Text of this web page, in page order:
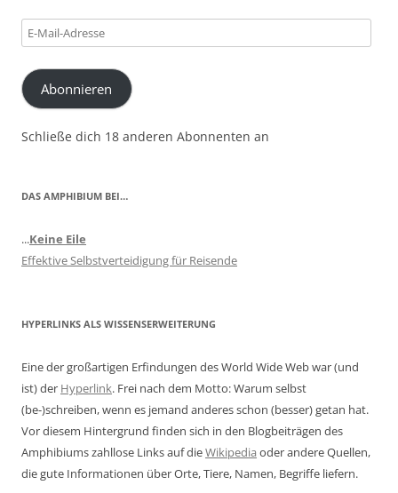
E-
Mail-
Adresse
Abonnieren
Schließe dich 18 anderen Abonnenten an
DAS AMPHIBIUM BEI…
...Keine Eile
Effektive Selbstverteidigung für Reisende
HYPERLINKS ALS WISSENSERWEITERUNG
Eine der großartigen Erfindungen des World Wide Web war (und
ist) der Hyperlink. Frei nach dem Motto: Warum selbst
(be-)schreiben, wenn es jemand anderes schon (besser) getan hat.
Vor diesem Hintergrund finden sich in den Blogbeiträgen des
Amphibiums zahllose Links auf dieWikipedia oder andere Quellen,
die gute Informationen über Orte, Tiere, Namen, Begriffe liefern.